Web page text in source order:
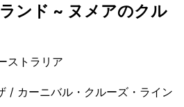
ンド ~ ヌメアのクル
ストラリア
/ カーニバル・クルーズ・ライン